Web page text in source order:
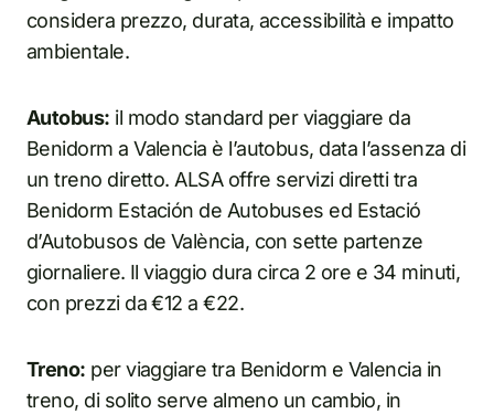
considera prezzo, durata, accessibilità e impatto
ambientale.
Autobus: il modo standard per viaggiare da
Benidorm a Valencia è l’autobus, data l’assenza di
un treno diretto. ALSA offre servizi diretti tra
Benidorm Estación de Autobuses ed Estació
d’Autobusos de València, con sette partenze
giornaliere. Il viaggio dura circa 2 ore e 34 minuti,
con prezzi da €12 a €22.
Treno: per viaggiare tra Benidorm e Valencia in
treno, di solito serve almeno un cambio, in